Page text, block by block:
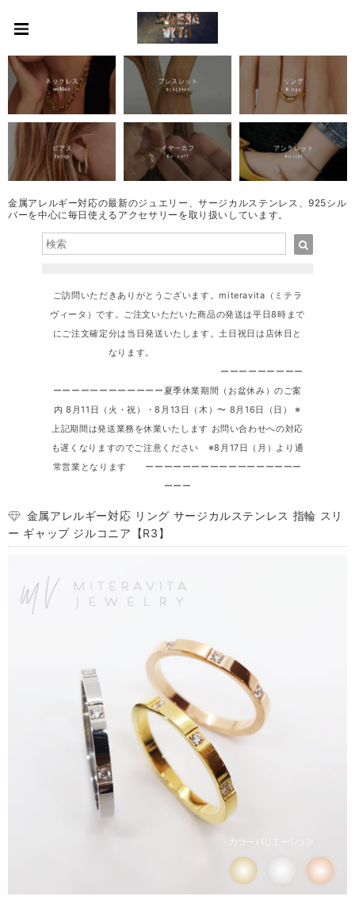
金属アレルギー対応の最新のジュエリー、サージカルステンレス、925シル
バーを中心に毎日使えるアクセサリーを取り扱いしています。
ご訪問いただきありがとうございます。miteravita（ミテラ
ヴィータ）です。ご注文いただいた商品の発送は平日8時まで
にご注文確定分は当日発送いたします。土日祝日は店休日と
なります。
ーーーーーーーーー
ーーーーーーーーーーーー夏季休業期間（お盆休み）のご案
内 8月11日（火・祝）・8月13日（木）〜 8月16日（日） ※
上記期間は発送業務を休業いたします お問い合わせへの対応
も遅くなりますのでご注意ください ※8月17日（月）より通
常営業となります ーーーーーーーーーーーーーーーーー
ーーー
金属アレルギー対応 リング サージカルステンレス 指輪 スリ
ー ギャップ ジルコニア【R3】